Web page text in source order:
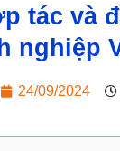
tác và
nghiệp
24/09/2024